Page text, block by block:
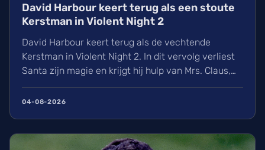
David Harbour keert terug als een stoute
Kerstman in Violent Night 2
David Harbour keert terug als de vechtende
Kerstman in Violent Night 2. In dit vervolg verliest
Santa zijn magie en krijgt hij hulp van Mrs. Claus,
nieuwe cast met Jared Harris, het Viking-verleden
04-08-2026